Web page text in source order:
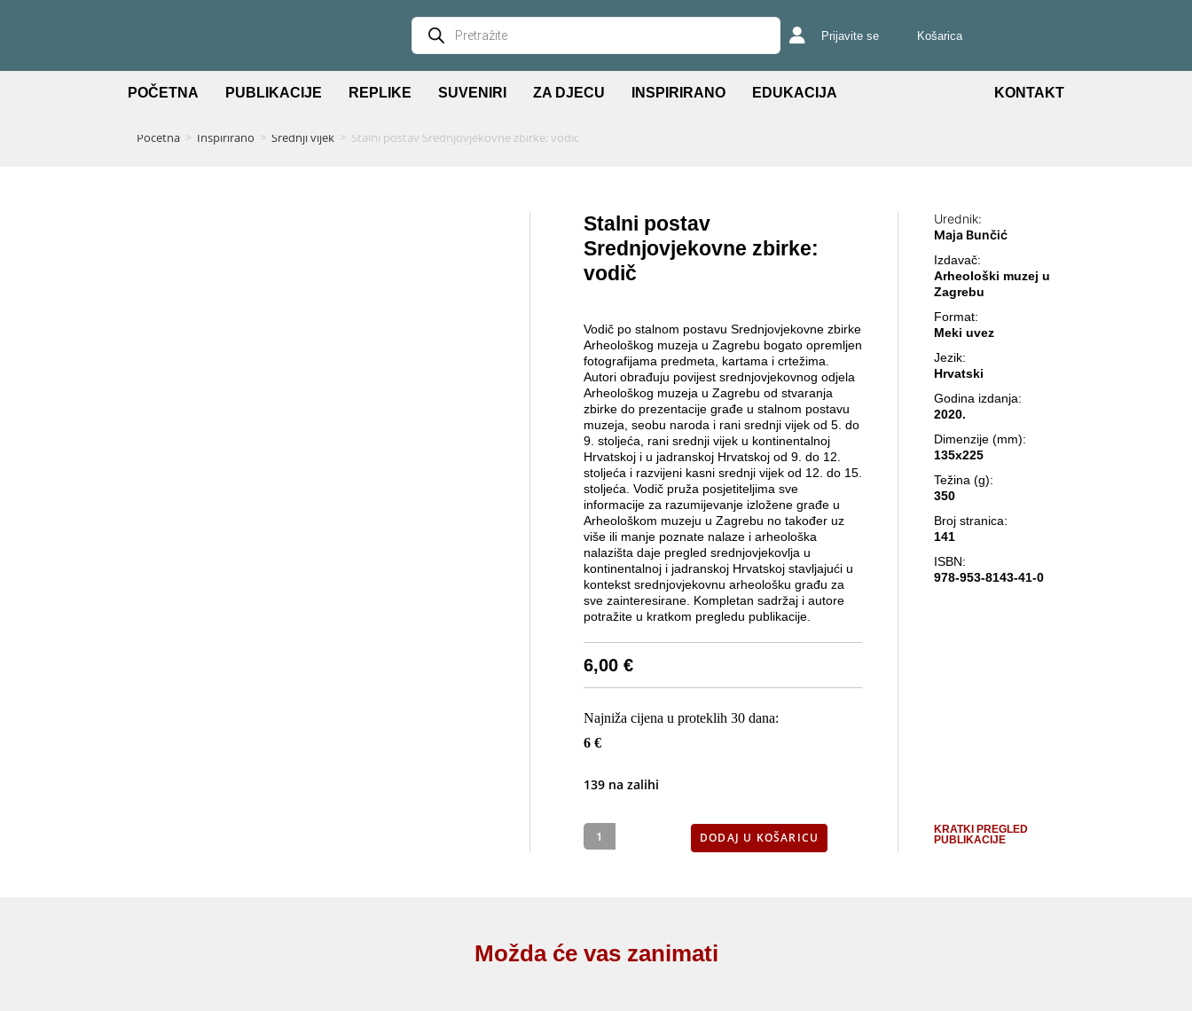
Prijavite se Košarica
POČETNA PUBLIKACIJE REPLIKE SUVENIRI ZA DJECU INSPIRIRANO EDUKACIJA KONTAKT
Početna > Inspirirano > Srednji vijek > Stalni postav Srednjovjekovne zbirke: vodič
Stalni postav
Srednjovjekovne zbirke:
vodič
Vodič po stalnom postavu Srednjovjekovne zbirke
Arheološkog muzeja u Zagrebu bogato opremljen
fotografijama predmeta, kartama i crtežima.
Autori obrađuju povijest srednjovjekovnog odjela
Arheološkog muzeja u Zagrebu od stvaranja
zbirke do prezentacije građe u stalnom postavu
muzeja, seobu naroda i rani srednji vijek od 5. do
9. stoljeća, rani srednji vijek u kontinentalnoj
Hrvatskoj i u jadranskoj Hrvatskoj od 9. do 12.
stoljeća i razvijeni kasni srednji vijek od 12. do 15.
stoljeća. Vodič pruža posjetiteljima sve
informacije za razumijevanje izložene građe u
Arheološkom muzeju u Zagrebu no također uz
više ili manje poznate nalaze i arheološka
nalazišta daje pregled srednjovjekovlja u
kontinentalnoj i jadranskoj Hrvatskoj stavljajući u
kontekst srednjovjekovnu arheološku građu za
sve zainteresirane. Kompletan sadržaj i autore
potražite u kratkom pregledu publikacije.
6,00 €
Najniža cijena u proteklih 30 dana:
6 €
139 na zalihi
DODAJ U KOŠARICU
Urednik:
Maja Bunčić
Izdavač:
Arheološki muzej u
Zagrebu
Format:
Meki uvez
Jezik:
Hrvatski
Godina izdanja:
2020.
Dimenzije (mm):
135x225
Težina (g):
350
Broj stranica:
141
ISBN:
978-953-8143-41-0
KRATKI PREGLED
PUBLIKACIJE
Možda će vas zanimati